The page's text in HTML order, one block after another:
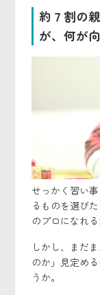
約７割の
が、何が
せっかく習い
るものを選び
のプロになれ
しかし、まだ
のか」見定め
うか。